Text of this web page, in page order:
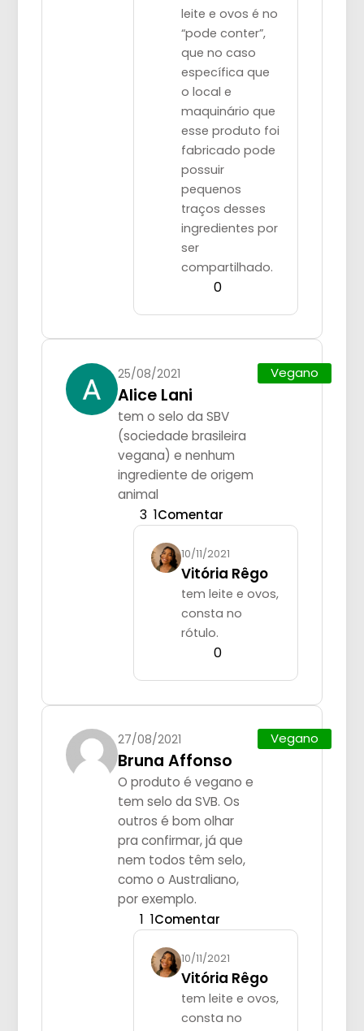
leite e ovos é no
“pode conter”,
que no caso
específica que
o local e
maquinário que
esse produto foi
fabricado pode
possuir
pequenos
traços desses
ingredientes por
ser
compartilhado.
0
25/08/2021
Alice Lani
tem o selo da SBV
(sociedade brasileira
vegana) e nenhum
ingrediente de origem
animal
Vegano
3 1Comentar
10/11/2021
Vitória Rêgo
tem leite e ovos,
consta no
rótulo.
0
27/08/2021
Bruna Affonso
O produto é vegano e
tem selo da SVB. Os
outros é bom olhar
pra confirmar, já que
nem todos têm selo,
como o Australiano,
por exemplo.
Vegano
1 1Comentar
10/11/2021
Vitória Rêgo
tem leite e ovos,
consta no